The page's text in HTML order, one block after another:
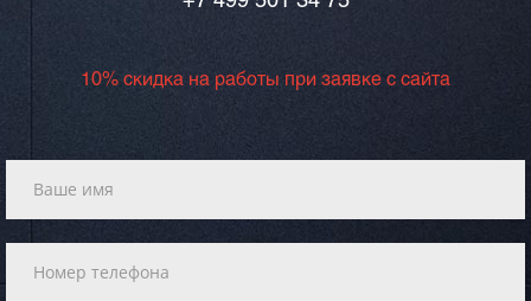
10% скидка на работы при заявке с сайта